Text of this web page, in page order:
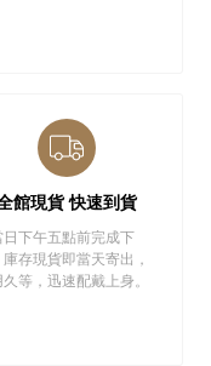
館現貨 快速到貨
日下午五點前完成下
存現貨即當天寄出，
等，迅速配戴上身。